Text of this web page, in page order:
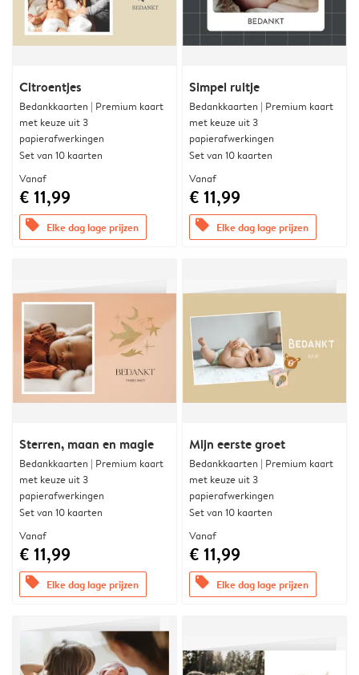
Citroentjes
Bedankkaarten | Premium kaart
met keuze uit 3
papierafwerkingen
Set van 10 kaarten
Vanaf
€ 11,99
offers Elke dag lage prijzen
Simpel ruitje
Bedankkaarten | Premium kaart
met keuze uit 3
papierafwerkingen
Set van 10 kaarten
Vanaf
€ 11,99
offers Elke dag lage prijzen
Sterren, maan en magie
Bedankkaarten | Premium kaart
met keuze uit 3
papierafwerkingen
Set van 10 kaarten
Vanaf
€ 11,99
offers Elke dag lage prijzen
Mijn eerste groet
Bedankkaarten | Premium kaart
met keuze uit 3
papierafwerkingen
Set van 10 kaarten
Vanaf
€ 11,99
offers Elke dag lage prijzen